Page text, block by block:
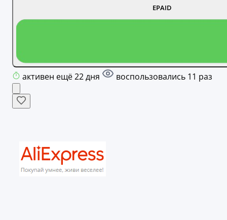
EPAID
активен ещё 22 дня воспользовались 11 раз